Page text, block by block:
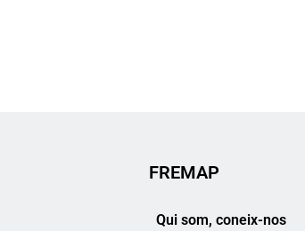
FREMAP
Qui som, coneix-nos